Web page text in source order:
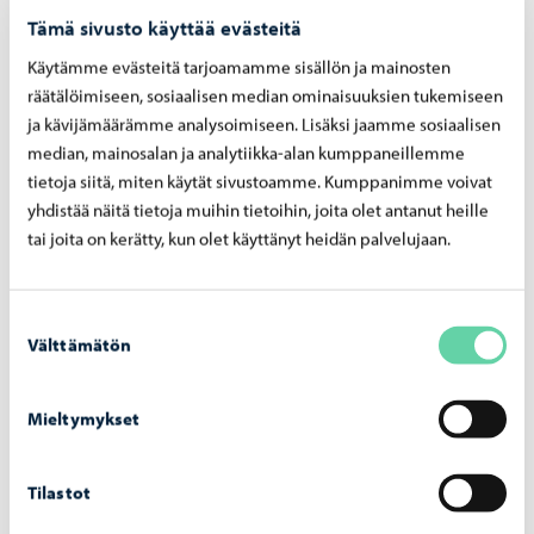
Tämä sivusto käyttää evästeitä
Käytämme evästeitä tarjoamamme sisällön ja mainosten
räätälöimiseen, sosiaalisen median ominaisuuksien tukemiseen
ja kävijämäärämme analysoimiseen. Lisäksi jaamme sosiaalisen
median, mainosalan ja analytiikka-alan kumppaneillemme
tietoja siitä, miten käytät sivustoamme. Kumppanimme voivat
yhdistää näitä tietoja muihin tietoihin, joita olet antanut heille
tai joita on kerätty, kun olet käyttänyt heidän palvelujaan.
valinta
Välttämätön
Mieltymykset
Tilastot
kaupunginjohtajan esitykseen. Esitykset ja
äänestystulokset löytyvät erillisestä liitteestä.
Muutosesitykset ja äänestystulokset
Lisäksi vakauttamisohjelman viimeinen kappale
korvataan seuraavalla tekstillä: ”Kaupunginhallitus esittää,
että syksyllä 2026 käynnistetään kaupunkiorganisaation
rakennetta ja toimintatapoja koskeva laaja selvitys.
Selvityksen tarkoituksena on vähentää siiloutumista,
tunnistaa ja karsia mahdollisia päällekkäisyyksiä sekä
kokonaisuutena. Selvitys koskee kaikkia toimialoja, ja
määrää ja rakennetta. Selvityksen osana on myös